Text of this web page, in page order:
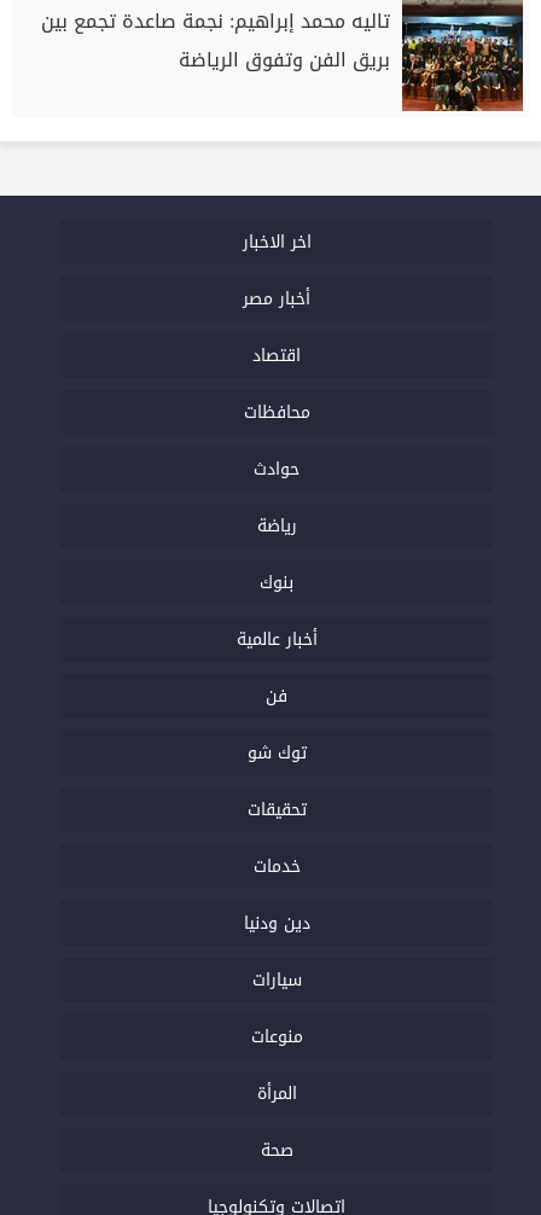
تاليه محمد إبراهيم: نجمة صاعدة تجمع بين
بريق الفن وتفوق الرياضة
اخر الاخبار
أخبار مصر
اقتصاد
محافظات
حوادث
رياضة
بنوك
أخبار عالمية
فن
توك شو
تحقيقات
خدمات
دين ودنيا
سيارات
منوعات
المرأة
صحة
اتصالات وتكنولوجيا